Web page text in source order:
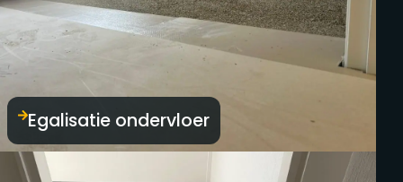
Egalisatie ondervloer